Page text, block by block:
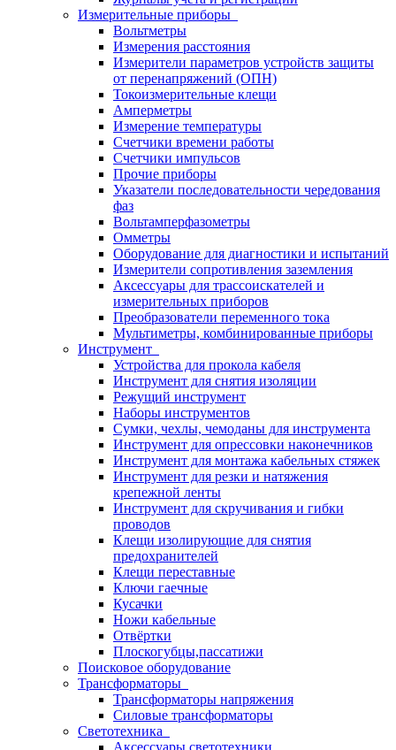
Измерительные приборы
Вольтметры
Измерения расстояния
Измерители параметров устройств защиты
от перенапряжений (ОПН)
Токоизмерительные клещи
Амперметры
Измерение температуры
Счетчики времени работы
Счетчики импульсов
Прочие приборы
Указатели последовательности чередования
фаз
Вольтамперфазометры
Омметры
Оборудование для диагностики и испытаний
Измерители сопротивления заземления
Аксессуары для трассоискателей и
измерительных приборов
Преобразователи переменного тока
Мультиметры, комбинированные приборы
Инструмент
Устройства для прокола кабеля
Инструмент для снятия изоляции
Режущий инструмент
Наборы инструментов
Сумки, чехлы, чемоданы для инструмента
Инструмент для опрессовки наконечников
Инструмент для монтажа кабельных стяжек
Инструмент для резки и натяжения
крепежной ленты
Инструмент для скручивания и гибки
проводов
Клещи изолирующие для снятия
предохранителей
Клещи переставные
Ключи гаечные
Кусачки
Ножи кабельные
Отвёртки
Плоскогубцы,пассатижи
Поисковое оборудование
Трансформаторы
Трансформаторы напряжения
Силовые трансформаторы
Светотехника
Аксессуары светотехники